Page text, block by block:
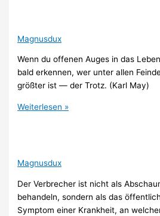
Magnusdux
Wenn du offenen Auges in das
bald erkennen, wer unter allen
größter ist — der Trotz. (Karl May)
Weiterlesen »
Magnusdux
Der Verbrecher ist nicht als
behandeln, sondern als das
Symptom einer Krankheit, an